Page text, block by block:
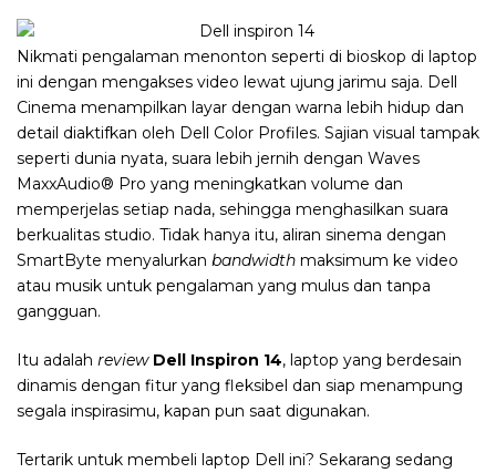
Nikmati pengalaman menonton seperti di bioskop di laptop
ini dengan mengakses video lewat ujung jarimu saja. Dell
Cinema menampilkan layar dengan warna lebih hidup dan
detail diaktifkan oleh Dell Color Profiles. Sajian visual tampak
seperti dunia nyata, suara lebih jernih dengan Waves
MaxxAudio® Pro yang meningkatkan volume dan
memperjelas setiap nada, sehingga menghasilkan suara
berkualitas studio. Tidak hanya itu, aliran sinema dengan
SmartByte menyalurkan bandwidth maksimum ke video
atau musik untuk pengalaman yang mulus dan tanpa
gangguan.
Itu adalah review Dell Inspiron 14, laptop yang berdesain
dinamis dengan fitur yang fleksibel dan siap menampung
segala inspirasimu, kapan pun saat digunakan.
Tertarik untuk membeli laptop Dell ini? Sekarang sedang